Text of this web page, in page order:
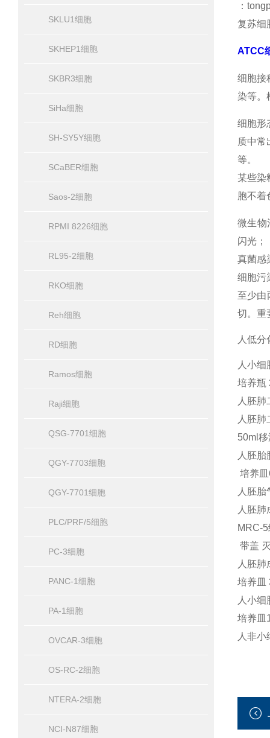
SKLU1细胞
SKHEP1细胞
SKBR3细胞
SiHa细胞
SH-SY5Y细胞
SCaBER细胞
Saos-2细胞
RPMI 8226细胞
RL95-2细胞
RKO细胞
Reh细胞
RD细胞
Ramos细胞
Raji细胞
QSG-7701细胞
QGY-7703细胞
QGY-7701细胞
PLC/PRF/5细胞
PC-3细胞
PANC-1细胞
PA-1细胞
OVCAR-3细胞
OS-RC-2细胞
NTERA-2细胞
NCI-N87细胞
：
复苏细
ATCC
细胞接
染等。
细胞形
质中常
等。
某些染
胞不着
微生物
闪光；
真菌感
细胞污
至少由
切。重
人低
人小
培养瓶
人胚
人胚
50ml
人胚
培养
人胚
人胚
MRC-
带盖
人胚
培养皿
人小
培养皿
人非